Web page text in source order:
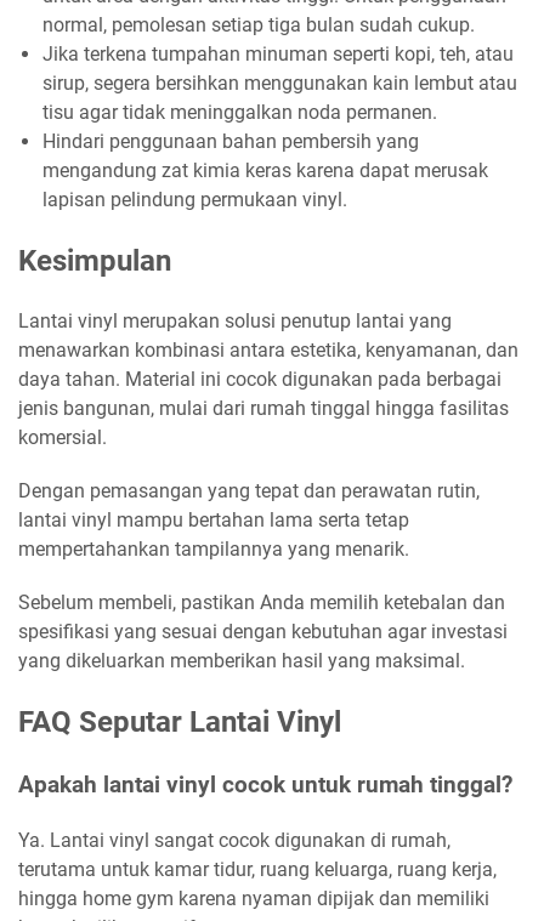
normal, pemolesan setiap tiga bulan sudah cukup.
Jika terkena tumpahan minuman seperti kopi, teh, atau
sirup, segera bersihkan menggunakan kain lembut atau
tisu agar tidak meninggalkan noda permanen.
Hindari penggunaan bahan pembersih yang
mengandung zat kimia keras karena dapat merusak
lapisan pelindung permukaan vinyl.
Kesimpulan
Lantai vinyl merupakan solusi penutup lantai yang
menawarkan kombinasi antara estetika, kenyamanan, dan
daya tahan. Material ini cocok digunakan pada berbagai
jenis bangunan, mulai dari rumah tinggal hingga fasilitas
komersial.
Dengan pemasangan yang tepat dan perawatan rutin,
lantai vinyl mampu bertahan lama serta tetap
mempertahankan tampilannya yang menarik.
Sebelum membeli, pastikan Anda memilih ketebalan dan
spesifikasi yang sesuai dengan kebutuhan agar investasi
yang dikeluarkan memberikan hasil yang maksimal.
FAQ Seputar Lantai Vinyl
Apakah lantai vinyl cocok untuk rumah tinggal?
Ya. Lantai vinyl sangat cocok digunakan di rumah,
terutama untuk kamar tidur, ruang keluarga, ruang kerja,
hingga home gym karena nyaman dipijak dan memiliki